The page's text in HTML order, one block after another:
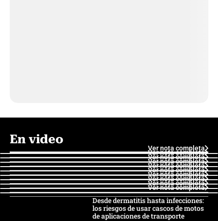
En video
Ver nota completa
Ver nota completa
Ver nota completa
Ver nota completa
Ver nota completa
Ver nota completa
Ver nota completa
Ver nota completa
Ver nota completa
Ver nota completa
Desde dermatitis hasta infecciones:
los riesgos de usar cascos de motos
de aplicaciones de transporte